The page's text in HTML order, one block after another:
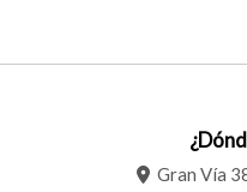
Gran Vía